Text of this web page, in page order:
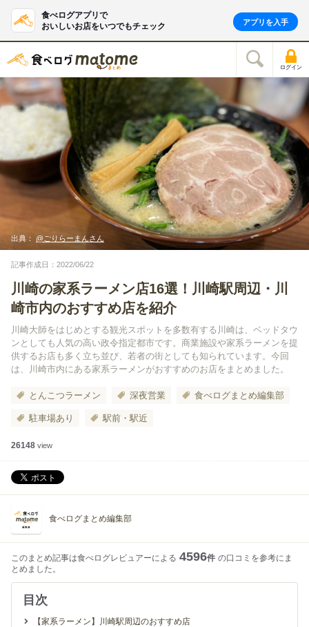
食べログアプリで
おいしいお店をいつでもチェック
アプリを入手
ログイン
出典： @ごりらーまんさん
記事作成日：2022/06/22
川崎の家系ラーメン店16選！川崎駅周辺・川
崎市内のおすすめ店を紹介
川崎大師をはじめとする観光スポットを多数有する川崎は、ベッドタウ
ンとしても人気の高い政令指定都市です。商業施設や家系ラーメンを提
供するお店も多く立ち並び、若者の街としても知られています。今回
は、川崎市内にある家系ラーメンがおすすめのお店をまとめました。
とんこつラーメン 深夜営業 食べログまとめ編集部
駐車場あり 駅前・駅近
26148 view
食べログまとめ編集部
このまとめ記事は食べログレビュアーによる 4596件 の口コミを参考にま
とめました。
目次
【家系ラーメン】川崎駅周辺のおすすめ店